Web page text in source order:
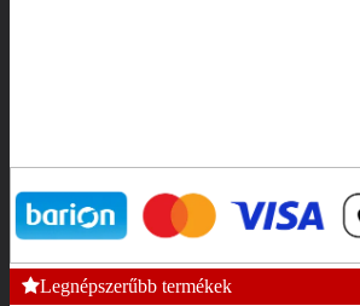
Legnépszerűbb termékek